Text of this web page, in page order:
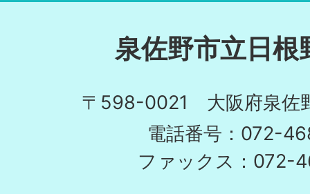
泉佐野市立日根
〒598-0021 大阪府泉佐
電話番号：072-
ファックス：072-